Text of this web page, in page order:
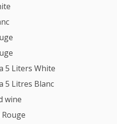
5 Liters White
5 Litres Blanc
wine